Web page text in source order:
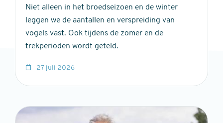
Niet alleen in het broedseizoen en de winter
leggen we de aantallen en verspreiding van
vogels vast. Ook tijdens de zomer en de
trekperioden wordt geteld.
27 juli 2026